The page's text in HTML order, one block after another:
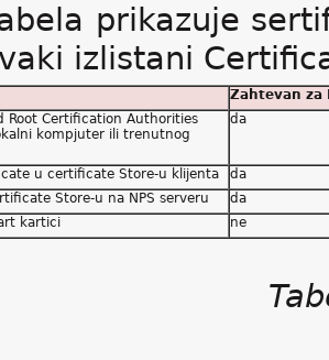
prikazuje
izlistani
Zahtevan za
Root Certification Authorities
kompjuter ili trenutnog
da
u certificate Store-u klijenta
da
Store-u na NPS serveru
da
kartici
ne